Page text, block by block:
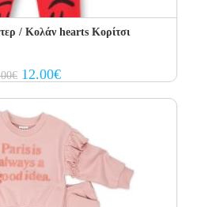
/ Κολάν hearts Κορίτσι
€ Original
price
12.00€Current
price